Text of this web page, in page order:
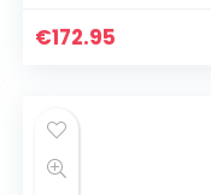
€172.95